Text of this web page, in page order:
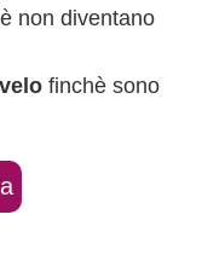
non diventano
finchè sono